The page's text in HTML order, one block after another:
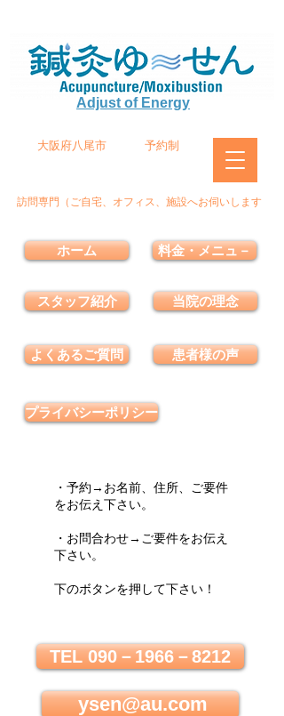
Adjust of Energy
大阪府八尾市 予約制
訪問専門（ご自宅、オフィス、施設へお伺いします
ホーム
スタッフ紹介
よくあるご質問
料金・メニュ－
当院の理念
患者様の声
プライバシーポリシー
・予約→お名前、住所、ご要件
をお伝え下さい。
・お問合わせ→ご要件をお伝え
下さい。
下のボタンを押して下さい！
TEL 090－1966－8212
ysen@au.com